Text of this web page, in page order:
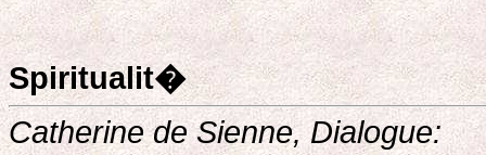
Spiritualit�
Catherine de Sienne, Dialogue: